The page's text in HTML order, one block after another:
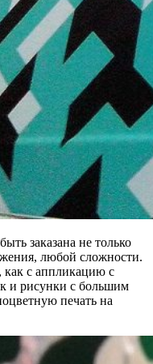
заказана не только
любой сложности.
как с аппликацию с
и рисунки с большим
печать на